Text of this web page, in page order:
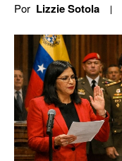
Por Lizzie Sotola